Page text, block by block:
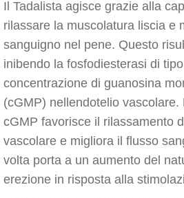
Il Tadalista agisce grazie alla
rilassare la muscolatura liscia e
sanguigno nel pene. Questo
inibendo la fosfodiesterasi di
concentrazione di guanosina
(cGMP) nellendotelio
cGMP favorisce il rilassamento
vascolare e migliora il flusso
volta porta a un aumento del
erezione in risposta alla